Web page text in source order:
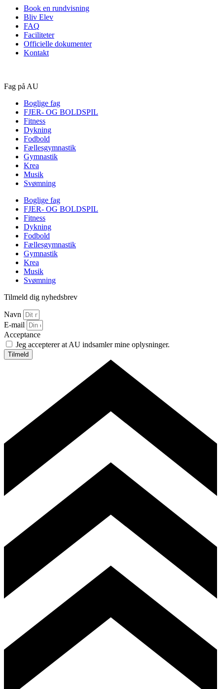
Book en rundvisning
Bliv Elev
FAQ
Faciliteter
Officielle dokumenter
Kontakt
Fag på AU
Boglige fag
FJER- OG BOLDSPIL
Fitness
Dykning
Fodbold
Fællesgymnastik
Gymnastik
Krea
Musik
Svømning
Boglige fag
FJER- OG BOLDSPIL
Fitness
Dykning
Fodbold
Fællesgymnastik
Gymnastik
Krea
Musik
Svømning
Tilmeld dig nyhedsbrev
Navn
E-mail
Acceptance
Jeg accepterer at AU indsamler mine oplysninger.
Tilmeld